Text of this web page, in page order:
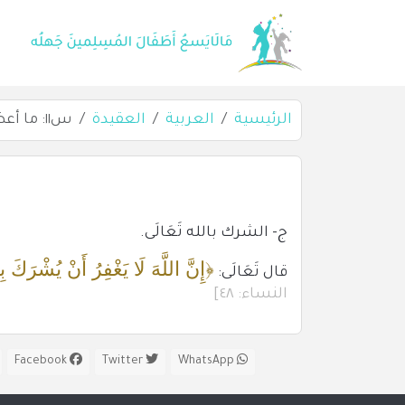
الرئيسية العربية العقيدة س١١: ما أعظم ذنب؟
ج- الشرك بالله تَعَالَى.
قال تَعَالَى: ﴿إِنَّ اللَّهَ لَا يَغْفِرُ أَنْ يُشْرَكَ
النساء: ٤٨]
Twitter
Facebook